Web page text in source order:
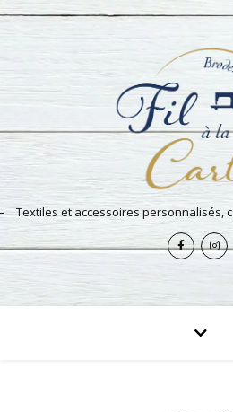
Textiles et accessoires personnalisés,